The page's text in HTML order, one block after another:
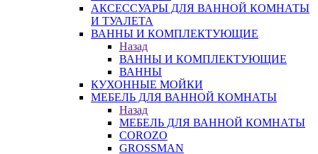
АКСЕССУАРЫ ДЛЯ ВАННОЙ КОМНАТЫ
И ТУАЛЕТА
ВАННЫ И КОМПЛЕКТУЮЩИЕ
Назад
ВАННЫ И КОМПЛЕКТУЮЩИЕ
ВАННЫ
КУХОННЫЕ МОЙКИ
МЕБЕЛЬ ДЛЯ ВАННОЙ КОМНАТЫ
Назад
МЕБЕЛЬ ДЛЯ ВАННОЙ КОМНАТЫ
COROZO
GROSSMAN